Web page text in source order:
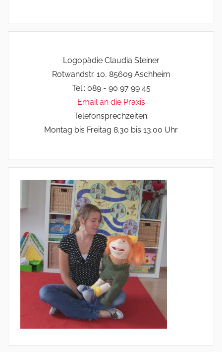
Logopädie Claudia Steiner
Rotwandstr. 10, 85609 Aschheim
Tel.: 089 - 90 97 99 45
Email an die Praxis
Telefonsprechzeiten:
Montag bis Freitag 8.30 bis 13.00 Uhr